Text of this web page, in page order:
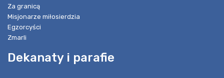
Za granicą
Misjonarze miłosierdzia
Egzorcyści
Zmarli
Dekanaty i parafie